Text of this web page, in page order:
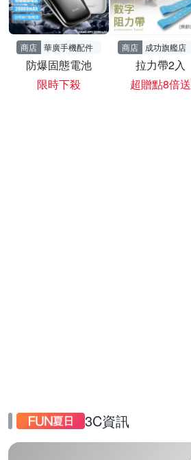
商店 華廣手機配件
防爆固態電池
限時下殺
商店 成功旗艦店
拉力帶2入
超贈點8倍送
3C資訊